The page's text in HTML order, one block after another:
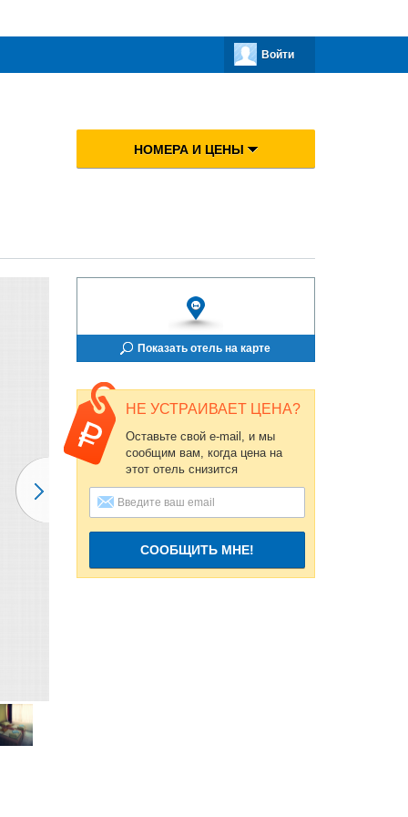
Войти
НОМЕРА И ЦЕНЫ
Показать отель на карте
НЕ УСТРАИВАЕТ ЦЕНА?
Оставьте свой e-mail, и мы
сообщим вам, когда цена на
этот отель снизится
СООБЩИТЬ МНЕ!